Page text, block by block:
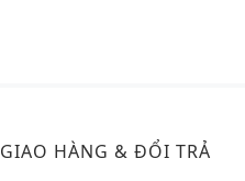
GIAO HÀNG & ĐỔI TRẢ